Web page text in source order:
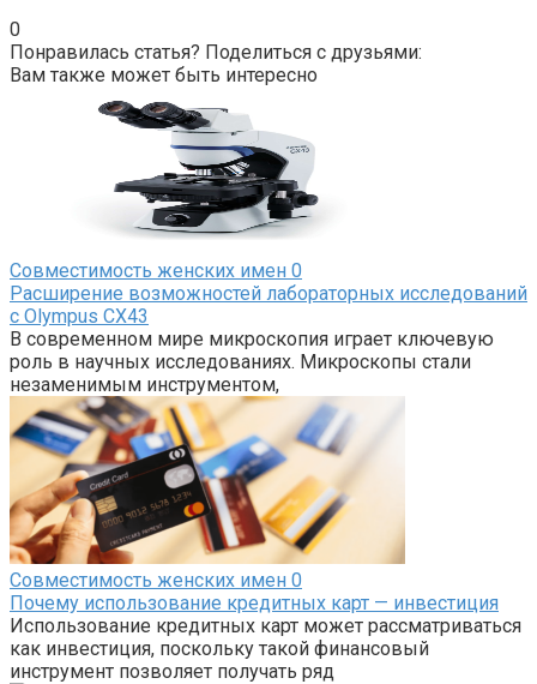
0
Понравилась статья? Поделиться с друзьями:
Вам также может быть интересно
Совместимость женских имен 0
Расширение возможностей лабораторных исследований
с Olympus CX43
В современном мире микроскопия играет ключевую
роль в научных исследованиях. Микроскопы стали
незаменимым инструментом,
Совместимость женских имен 0
Почему использование кредитных карт — инвестиция
Использование кредитных карт может рассматриваться
как инвестиция, поскольку такой финансовый
инструмент позволяет получать ряд